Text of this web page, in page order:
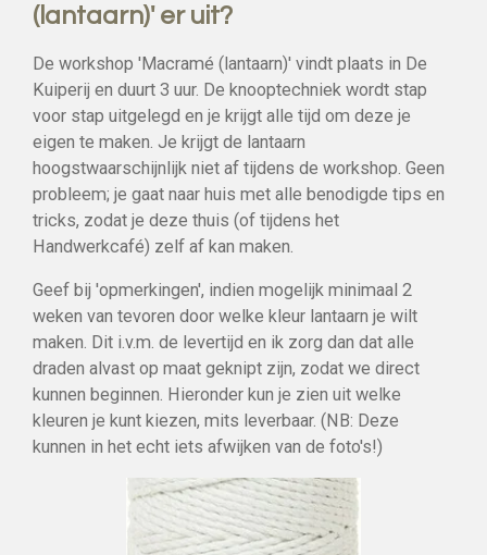
(lantaarn)' er uit?
De workshop 'Macramé (lantaarn)' vindt plaats in De
Kuiperij en duurt 3 uur. De knooptechniek wordt stap
voor stap uitgelegd en je krijgt alle tijd om deze je
eigen te maken. Je krijgt de lantaarn
hoogstwaarschijnlijk niet af tijdens de workshop. Geen
probleem; je gaat naar huis met alle benodigde tips en
tricks, zodat je deze thuis (of tijdens het
Handwerkcafé) zelf af kan maken.
Geef bij 'opmerkingen', indien mogelijk minimaal 2
weken van tevoren door welke kleur lantaarn je wilt
maken. Dit i.v.m. de levertijd en ik zorg dan dat alle
draden alvast op maat geknipt zijn, zodat we direct
kunnen beginnen. Hieronder kun je zien uit welke
kleuren je kunt kiezen, mits leverbaar. (NB: Deze
kunnen in het echt iets afwijken van de foto's!)